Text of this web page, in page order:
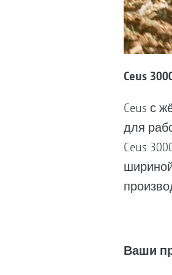
Ceus
Ceus с
для
Ceus
Ваши